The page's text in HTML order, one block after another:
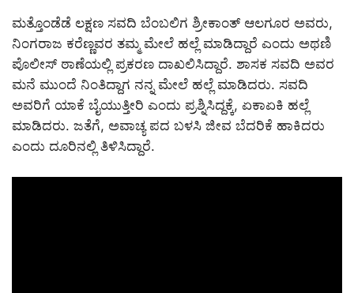
ಮತ್ತೊಂಡೆಡೆ ಲಕ್ಷಣ ಸವದಿ ಬೆಂಬಲಿಗ ಶ್ರೀಕಾಂತ್ ಆಲಗೂರ ಅವರು,
ನಿಂಗರಾಜ ಕರೆಣ್ಣವರ ತಮ್ಮ ಮೇಲೆ ಹಲ್ಲೆ ಮಾಡಿದ್ದಾರೆ ಎಂದು ಅಥಣಿ
ಪೊಲೀಸ್ ಠಾಣೆಯಲ್ಲಿ ಪ್ರಕರಣ ದಾಖಲಿಸಿದ್ದಾರೆ. ಶಾಸಕ ಸವದಿ ಅವರ
ಮನೆ ಮುಂದೆ ನಿಂತಿದ್ದಾಗ ನನ್ನ ಮೇಲೆ ಹಲ್ಲೆ ಮಾಡಿದರು. ಸವದಿ
ಅವರಿಗೆ ಯಾಕೆ ಬೈಯುತ್ತೀರಿ ಎಂದು ಪ್ರಶ್ನಿಸಿದ್ದಕ್ಕೆ, ಏಕಾಏಕಿ ಹಲ್ಲೆ
ಮಾಡಿದರು. ಜತೆಗೆ, ಅವಾಚ್ಯ ಪದ ಬಳಸಿ ಜೀವ ಬೆದರಿಕೆ ಹಾಕಿದರು
ಎಂದು ದೂರಿನಲ್ಲಿ ತಿಳಿಸಿದ್ದಾರೆ.